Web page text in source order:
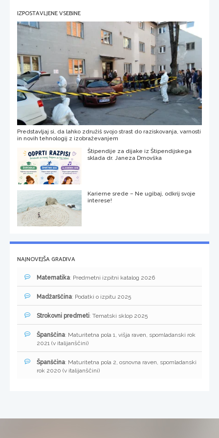
IZPOSTAVLJENE VSEBINE
Predstavljaj si, da lahko združiš svojo strast do raziskovanja, varnosti
in novih tehnologij z izobraževanjem
Štipendije za dijake iz Štipendijskega
sklada dr. Janeza Drnovška
Karierne srede – Ne ugibaj, odkrij svoje
interese!
NAJNOVEJŠA GRADIVA
Matematika: Predmetni izpitni katalog 2026
Madžarščina: Podatki o izpitu 2025
Strokovni predmeti: Tematski sklop 2025
Španščina: Maturitetna pola 1, višja raven, spomladanski rok
2021 (v italijanščini)
Španščina: Maturitetna pola 2, osnovna raven, spomladanski
rok 2020 (v italijanščini)